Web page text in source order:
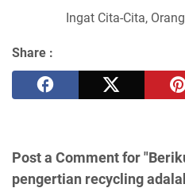
Ingat Cita-Cita,
Share :
Post a Comment for
pengertian recycling